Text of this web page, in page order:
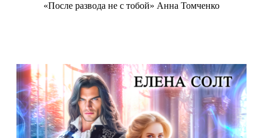
«После развода не с тобой» Анна Томченко